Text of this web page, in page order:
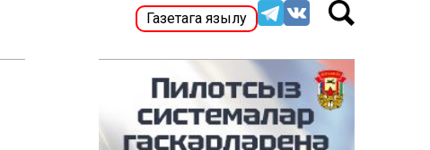
Газетага язылу